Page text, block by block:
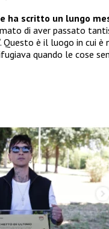
ha scritto un lungo
di aver passato
Questo è il luogo in cui
quando le cose